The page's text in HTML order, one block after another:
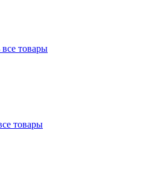
товары
товары